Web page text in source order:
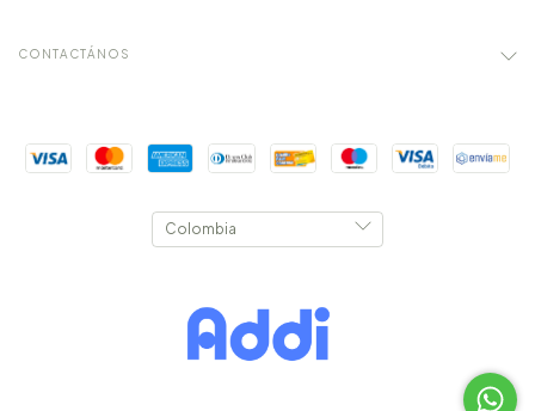
CONTACTÁNOS